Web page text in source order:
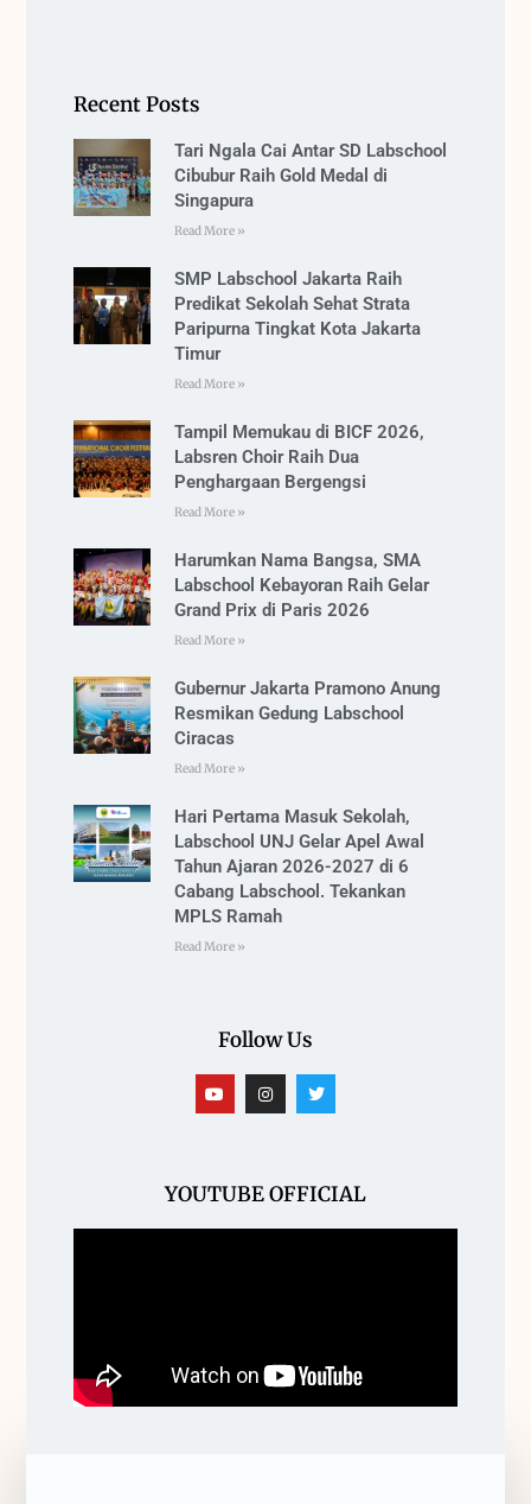
Recent Posts
Tari Ngala Cai Antar SD Labschool
Cibubur Raih Gold Medal di
Singapura
Read More »
SMP Labschool Jakarta Raih
Predikat Sekolah Sehat Strata
Paripurna Tingkat Kota Jakarta
Timur
Read More »
Tampil Memukau di BICF 2026,
Labsren Choir Raih Dua
Penghargaan Bergengsi
Read More »
Harumkan Nama Bangsa, SMA
Labschool Kebayoran Raih Gelar
Grand Prix di Paris 2026
Read More »
Gubernur Jakarta Pramono Anung
Resmikan Gedung Labschool
Ciracas
Read More »
Hari Pertama Masuk Sekolah,
Labschool UNJ Gelar Apel Awal
Tahun Ajaran 2026-2027 di 6
Cabang Labschool. Tekankan
MPLS Ramah
Read More »
Follow Us
YOUTUBE OFFICIAL